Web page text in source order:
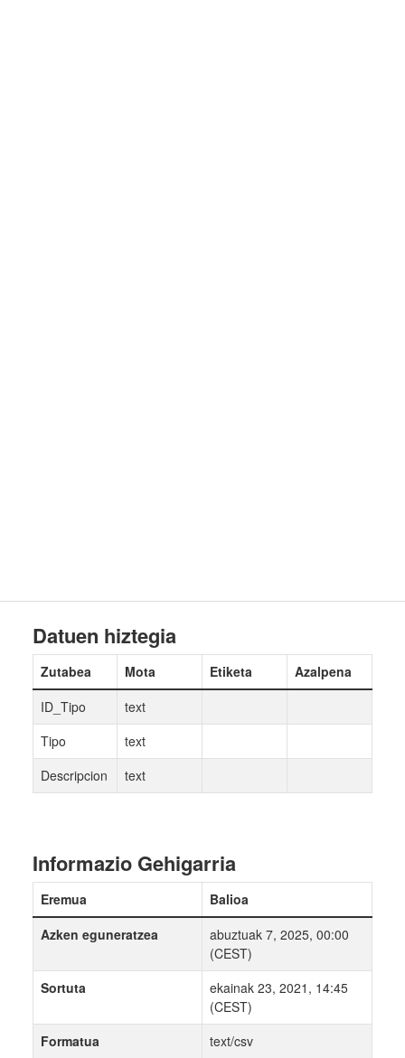
Datuen hiztegia
Zutabea Mota Etiketa
Azalpena
ID_Tipo
text
Tipo
text
Descripcion
text
Informazio Gehigarria
Eremua
Balioa
Azken eguneratzea
abuztuak 7, 2025, 00:00
(CEST)
Sortuta
ekainak 23, 2021, 14:45
(CEST)
Formatua
text/csv